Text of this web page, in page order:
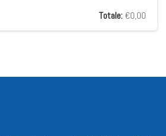
Totale: €0,00